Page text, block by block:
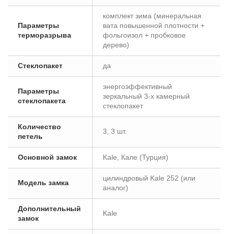
Параметры
терморазрыва
комплект зима (минеральная
вата повышенной плотности +
фольгоизол + пробковое
дерево)
Стеклопакет да
Параметры
стеклопакета
энергоэффективный
зеркальный 3-х камерный
стеклопакет
Количество
петель
3, 3 шт.
Основной замок Kale, Кале (Турция)
Модель замка
цилиндровый Kale 252 (или
аналог)
Дополнительный
замок
Kale